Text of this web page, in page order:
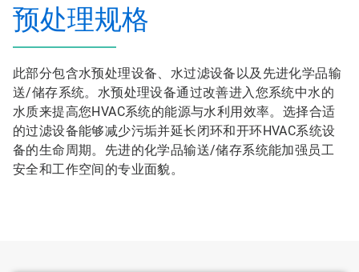
预处理规格
此部分包含水预处理设备、水过滤设备以及先进化学品输
送/储存系统。水预处理设备通过改善进入您系统中水的
水质来提高您HVAC系统的能源与水利用效率。选择合适
的过滤设备能够减少污垢并延长闭环和开环HVAC系统设
备的生命周期。先进的化学品输送/储存系统能加强员工
安全和工作空间的专业面貌。